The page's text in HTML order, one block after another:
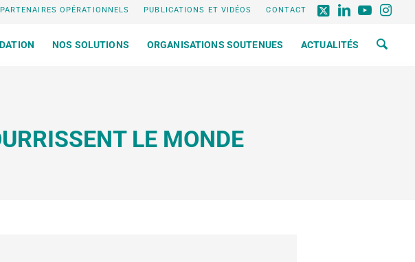
PARTENAIRES OPÉRATIONNELS PUBLICATIONS ET VIDÉOS CONTACT
NOS SOLUTIONS ORGANISATIONS SOUTENUES ACTUALITÉS
LE MONDE